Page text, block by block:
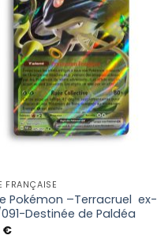
FRANÇAISE
Pokémon –Terracruel ex-
Destinée de Paldéa
€